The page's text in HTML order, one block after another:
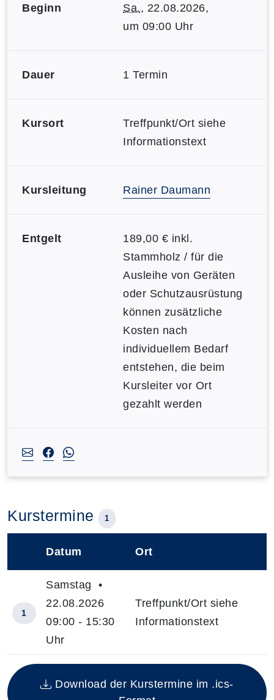
Beginn Sa., 22.08.2026,
um 09:00 Uhr
Dauer 1 Termin
Kursort
Treffpunkt/Ort siehe
Informationstext
Kursleitung Rainer Daumann
Entgelt
189,00 € inkl.
Stammholz / für die
Ausleihe von Geräten
oder Schutzausrüstung
können zusätzliche
Kosten nach
individuellem Bedarf
entstehen, die beim
Kursleiter vor Ort
gezahlt werden
Kurstermine 1
Insgesamt gibt es 1 Termine zum diesen Kurs
Datum Ort
1
Samstag •
22.08.2026
09:00 - 15:30
Uhr
Treffpunkt/Ort siehe
Informationstext
Download der Kurstermine im .ics-